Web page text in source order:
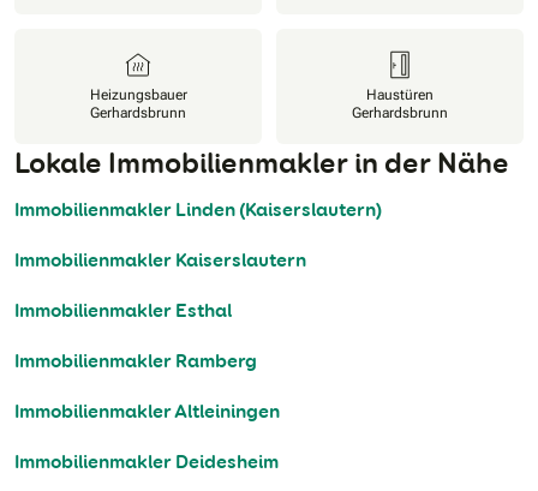
Heizungsbauer
Gerhardsbrunn
Haustüren
Gerhardsbrunn
Lokale Immobilienmakler in der Nähe
Immobilienmakler Linden (Kaiserslautern)
Immobilienmakler Kaiserslautern
Immobilienmakler Esthal
Immobilienmakler Ramberg
Immobilienmakler Altleiningen
Immobilienmakler Deidesheim